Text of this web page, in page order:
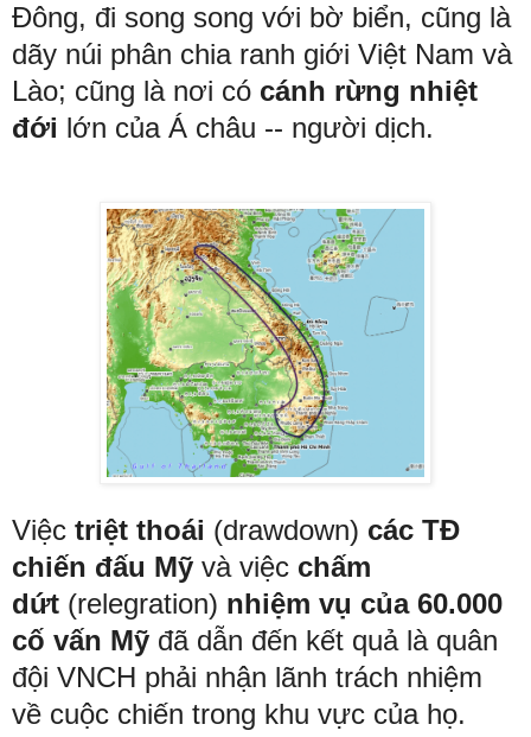
Đông, đi song song với bờ biển, cũng là
dãy núi phân chia ranh giới Việt Nam và
Lào; cũng là nơi có cánh rừng nhiệt
đới lớn của Á châu -- người dịch.
Việc triệt thoái (drawdown) các TĐ
chiến đấu Mỹ và việc chấm
dứt (relegration) nhiệm vụ của 60.000
cố vấn Mỹ đã dẫn đến kết quả là quân
đội VNCH phải nhận lãnh trách nhiệm
về cuộc chiến trong khu vực của họ.